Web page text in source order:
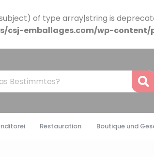
of type array|string is
csj-emballages.com/wp-
Restauration Boutique und